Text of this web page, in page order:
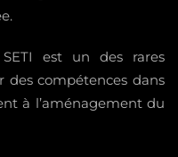
est un des rares
des compétences dans
à l’aménagement du